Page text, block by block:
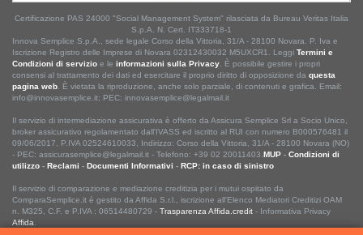
Certificazione PAS 24000 "Social Management System" rilasciata da Bureau Veritas Italia
S.p.A. N. Cert. IT333718-1
Innova Semplice S.p.A., sede legale Corso della Vittoria, 31/A - 28100 Novara. P. Iva e
Iscrizione Registro delle Imprese di Novara 02312430032 M5UXCR1. Leggi Termini e
Condizioni di servizio e le informazioni sulla Privacy. È possibile gestire i propri
consensi al trattamento dei dati ed esercitare il proprio diritto di opposizione da questa
pagina web. È vietata la riproduzione, anche solo parziale, di contenuti e grafica. Email:
info@innovasemplice.it; PEC: innovasemplice@legalmail.it
Il servizio di intermediazione assicurativa è offerto da Assicura Semplice Srl a Socio Unico,
broker assicurativo regolamentato dall'IVASS ed iscritto al RUI con numero B000576481 il
09/06/2017, P.IVA 02524610033, Indirizzo: Corso della Vittoria, 31/A - 28100 Novara (NO)
- PEC: assicurasemplice@legalmail.it - Telefono: +39 02 20011403.MUP - Condizioni di
utilizzo - Reclami - Documenti Informativi - RCP: in caso di sinistro
Il servizio di comparazione e mediazione creditizia per i mutui ospitato da
ComparaSemplice.it è gestito da Affida S.r.l., iscrizione all'Elenco Mediatori Creditizi OAM
n. M325, C.F. e P.IVA : 06514480729 - Trasparenza Affida.credit - Informativa Privacy
Affida.